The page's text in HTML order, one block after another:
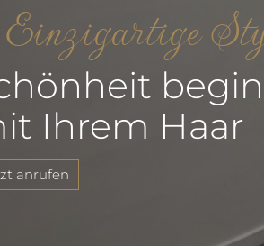
Einzigartige
Ihrem Haar
anrufen